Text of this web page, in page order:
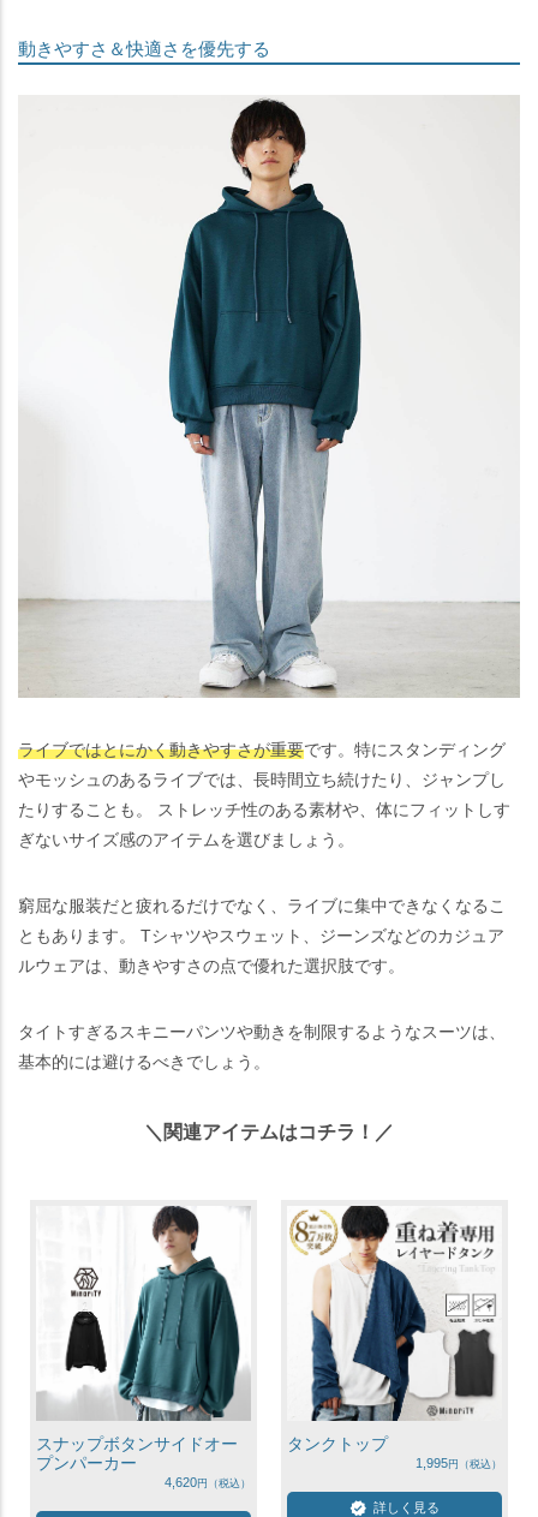
動きやすさ＆快適さを優先する
ライブではとにかく動きやすさが重要です。特にスタンディング
やモッシュのあるライブでは、長時間立ち続けたり、ジャンプし
たりすることも。 ストレッチ性のある素材や、体にフィットしす
ぎないサイズ感のアイテムを選びましょう。
窮屈な服装だと疲れるだけでなく、ライブに集中できなくなるこ
ともあります。 Tシャツやスウェット、ジーンズなどのカジュア
ルウェアは、動きやすさの点で優れた選択肢です。
タイトすぎるスキニーパンツや動きを制限するようなスーツは、
基本的には避けるべきでしょう。
＼関連アイテムはコチラ！／
スナップボタンサイドオー
プンパーカー
4,620
タンクトップ
1,995
詳しく見る